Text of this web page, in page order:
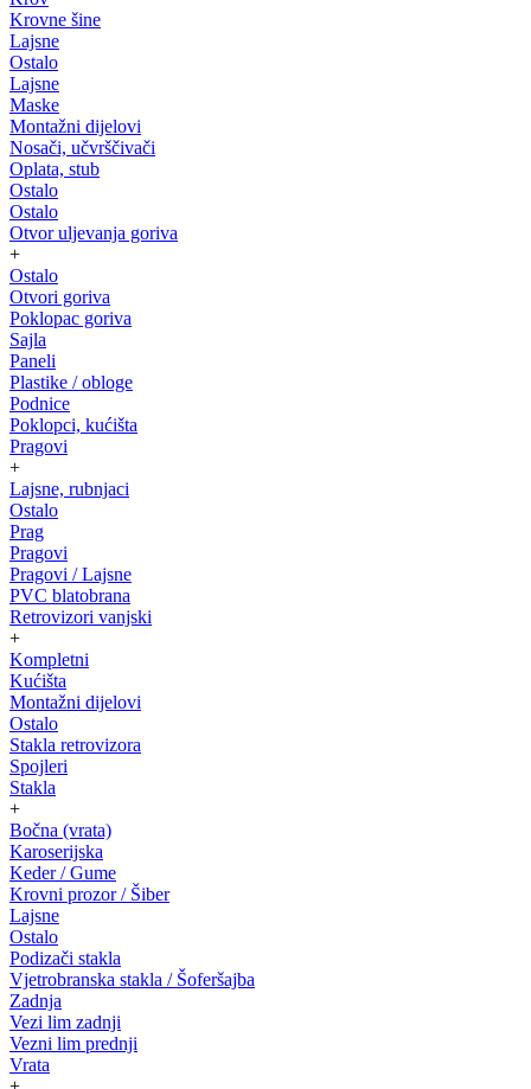
Krovne šine
Lajsne
Ostalo
Lajsne
Maske
Montažni dijelovi
Nosači, učvrščivači
Oplata, stub
Ostalo
Ostalo
Otvor uljevanja goriva
+
Ostalo
Otvori goriva
Poklopac goriva
Sajla
Paneli
Plastike / obloge
Podnice
Poklopci, kućišta
Pragovi
+
Lajsne, rubnjaci
Ostalo
Prag
Pragovi
Pragovi / Lajsne
PVC blatobrana
Retrovizori vanjski
+
Kompletni
Kućišta
Montažni dijelovi
Ostalo
Stakla retrovizora
Spojleri
Stakla
+
Bočna (vrata)
Karoserijska
Keder / Gume
Krovni prozor / Šiber
Lajsne
Ostalo
Podizači stakla
Vjetrobranska stakla / Šoferšajba
Zadnja
Vezi lim zadnji
Vezni lim prednji
Vrata